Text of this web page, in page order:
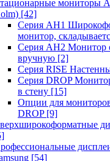
мониторы
[42]
Серия AH1
монитор,
Серия AH2 Монитор
вручную [2]
Серия RISE
Серия DROP
в стену [15]
Опции для
DROP [9]
[54]